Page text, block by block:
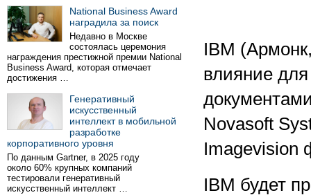
National Business Award
наградила за поиск
Недавно в Москве
состоялась церемония
награждения престижной премии National
Business Award, которая отмечает
достижения …
Генеративный
искусственный
интеллект в мобильной
разработке
корпоративного уровня
По данным Gartner, в 2025 году
около 60% крупных компаний
тестировали генеративный
искусственный интеллект …
IBM
влияние
Novasoft
Imagevision
IBM будет